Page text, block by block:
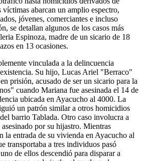
abarcan un amplio espectro,
jóvenes, comerciantes e incluso
se detallan algunos de los casos más
Espinoza, madre de un sicario de 18
en 13 ocasiones.
alguien llamó a su puerta y, al abrir, fue baleada en la cabeza. Luego, fue rematada con un disparo en la cintura. El fiscal Gastón Ávila, en ese momento, expresó: "Sin lugar a dudas, esto fue una ejecución planificada. Los agresores dispararon prácticamente de inmediato tras abrirse la puerta. Es evidente que se trató de un mensaje dirigido a la familia residente en ese hogar".Inicialmente, Alan Funes (24), líder de una banda dedicada al tráfico de drogas y supuesto cerebro detrás del homicidio, y Iván Ariel “Lolo” Gutiérrez (18), novio de la hermana de Funes y presunto ejecutor material del crimen, fueron acusados por estos hechos. Sin embargo, en junio de 2022, el fiscal Gastón Ávila presentó cargos contra Ulises David Chipre (21), señalándolo como cómplice del asesinato. Según Ávila, Chipre habría conducido la motocicleta desde la cual Gutiérrez disparó contra la cabeza de Lezcano.Vivía con custodia policial y fue asesinada por no abandonar su casaNélida Susana Benítez, una mujer de 45 años, perdió la vida el martes 8 de junio de 2021 en su residencia ubicada en Ayacucho al 4000. Su existencia estuvo trágicamente ligada a la violencia mucho antes de este incidente, ya que previamente habían asesinado a su esposo y a su hija de 5 años, culminando finalmente con su propia muerte. A partir de febrero de ese mismo año, Nélida contaba con protección policial debido a las amenazas que había recibido, las cuales la instaban a abandonar su hogar. Las amenazas comenzaron con disparos dirigidos hacia la fachada de su vivienda, seguidas por una nota que le sirvió como ultimátum.Andrés Bladimir “Colorado” N., identificado por la fiscal Valeria Haurigot como responsable de las agresiones contra Nélida, se encontraba bajo acusación. El día anterior al trágico suceso, es decir, el lunes, el esquema de seguridad policial había cambiado para ser intermitente durante el día y constante durante la noche. Sin embargo, el martes alrededor de las 14 horas, las dos agentes de policía encargadas de la custodia abandonaron el lugar debido a una comunicación por radio, siendo en ese corto intervalo de tiempo cuando ocurrió el ataque. El asesino logró ingresar a la casa a través del pasillo y, sin vacilar, cometió el asesinato.El crimen de un condenadoEl crimen de Maximiliano Gauna sigue siendo un misterio sin resolver hasta el momento. El 15 de enero de 2022, su cuerpo fue descubierto en la dirección 4297 de la calle Ayacucho. Un vecino fue quien hizo el hallazgo y de inmediato alertó a través del número de emergencia 911. Cuando la policía llegó al lugar, Gauna ya había fallecido a causa de un disparo en el ojo. Cabe mencionar que en 2016, cuando tenía 20 años, Gauna había sido condenado en un juicio abreviado a una pena de 3 años y 4 meses de prisión por tentativa de robo.En ese mismo momento, también se le atribuyó un intento de homicidio que había tenido lugar antes de su detención por el intento de asalto. Lo que hace particularmente intrigante el caso de Gauna es que solía moverse en el barrio Ludueña, que se encuentra en la zona norte de Rosario. Sin embargo, los investigadores no han logrado encontrar razones que expliquen por qué se encontraba en los pasillos del barrio Tablada en el momento de su muerte. A pesar de que ha pasado año y medio desde el crimen, el caso sigue sin que haya detenidos en relación al mismo.Víctima de una guerra entre bandasViviana Alejandra Guevara fue víctima de un asesinato un mes después de la muerte de Gauna, en un lugar a dos cuadras de donde el hombre de 26 años fue asesinado. Guevara se encontraba en el umbral de su vivienda cuando dos agresores, montados en bicicleta, pasaron junto a ella y le quitaron la vida de un tiro en la cabeza. Inicialmente, Juan Elías S., alias "Campera" (25), y Brandon Michel B., conocido como "Tartita" (20), habían sido detenidos como sospechosos. Ambos permanecen bajo prisión preventiva hasta que se celebre el juicio. En agosto del año pasado, un tercer individuo fue añadido a la lista de acusados. Brian Nahuel B., de 29 años, es señalado como el presunto autor material del homicidio y también se le ha impuesto prisión preventiva.Fuentes vinculadas al sistema judicial confirmaron a TN que el crimen ocurrió en un contexto de rivalidad entre bandas. Un testigo cuya identidad se mantiene confidencial afirmó que la mujer estaba involucrada en la venta de sustancias ilícitas. La teoría que los investigadores proponen es que ella fue blanco de un ataque perpetrado por una banda enemiga. El asesinato se llevó a cabo utilizando una ametralladora en el local donde ella operaba en el barrio. Bartolomé Blanco, un jubilado de 65 años, sufrió un asesinato durante la tarde del 26 de marzo de 2022, cuando se encontraba en un comercio junto a su sobrino de 21 años. El establecimiento estaba ubicado en la intersección de las calles Ayacucho y Garibaldi, en el corazón del barrio Cordón Ayacucho de Rosario. Los agresores pasaron en un automóvil frente al negocio y abrieron fuego con una ametralladora. Uno de los disparos impactó directamente en la cabeza de Blanco. Hasta la fecha, los responsables del asesinato nunca han sido identificados y el caso sigue sin resolverse.Entre un repartidor y un futbolista: asesinato a manos de un sicarioEl 13 de enero de 2023, Eric John Díaz, de 19 años, perdió la vida mientras se encontraba sentado en la acera de la calle Ayacucho, número 3900. Según los informes, Díaz estaba en compañía de Lautaro Ronchi, un joven jugador de las divisiones inferiores del club Racing, y otro individuo identificado como Lautaro M., quien supuestamente era el objetivo del ataque. Alrededor de las 17 horas, un joven pasó por el mismo lado de la acera en la que se encontraban los tres amigos, en esta ocasión sin su novia.